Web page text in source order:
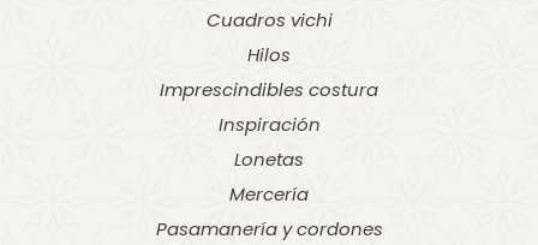
Cuadros vichi
Hilos
Imprescindibles costura
Inspiración
Lonetas
Mercería
Pasamanería y cordones